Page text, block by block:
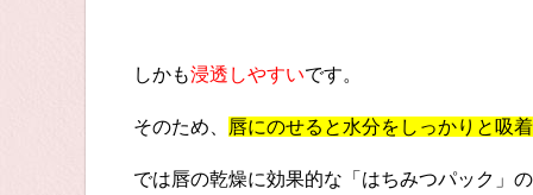
しかも浸透しやすいです。
そのため、 唇にのせると水分をしっかりと吸
では唇の乾燥に効果的な「はちみつパック」